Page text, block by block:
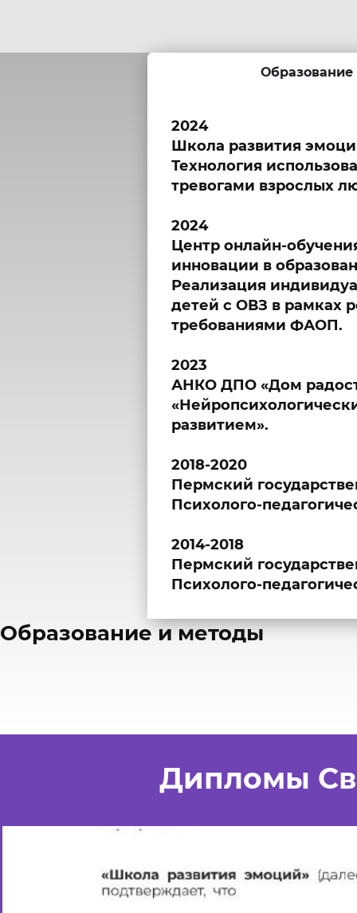
Образование
2024
Школа развития
Технология
тревогами взрослых
2024
Центр онлайн-
инновации в
Реализация
детей с ОВЗ в рамках
требованиями ФАОП.
2023
АНКО ДПО «Дом
развитием».
2018-2020
Пермский
Психолого-
2014-2018
Пермский
Психолого-
​Образование и методы
Дипломы